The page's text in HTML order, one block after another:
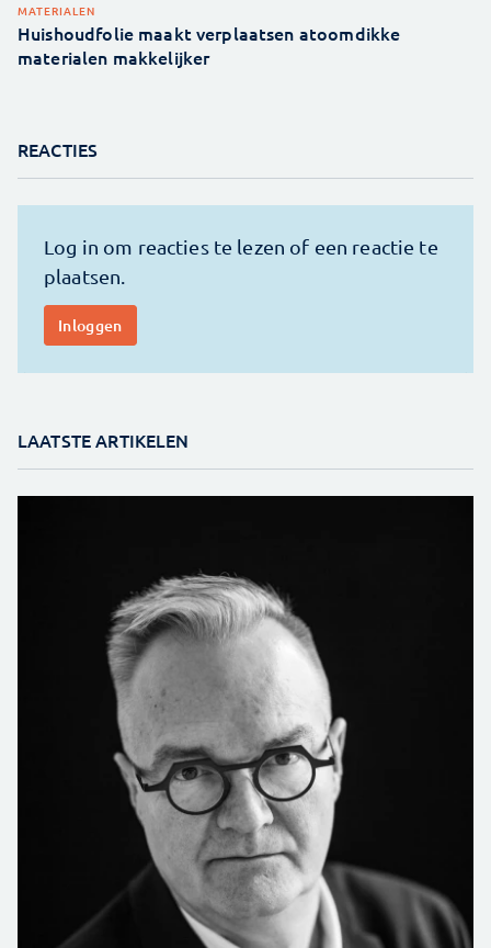
MATERIALEN
Huishoudfolie maakt verplaatsen atoomdikke
materialen makkelijker
REACTIES
LAATSTE ARTIKELEN